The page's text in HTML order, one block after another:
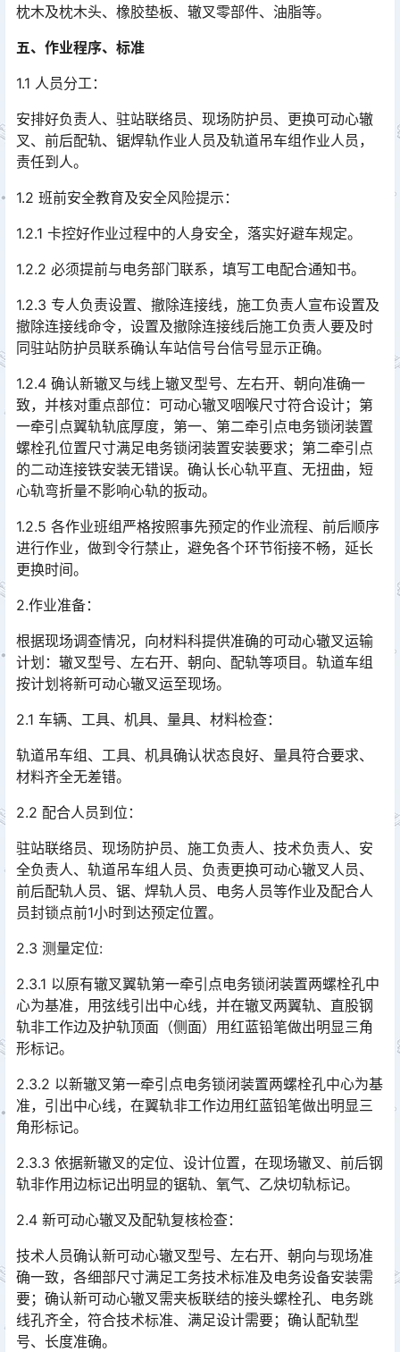
枕木及枕木头、橡胶垫板、辙叉零部件、油脂等。
五、作业程序、标准
1.1 人员分工：
安排好负责人、驻站联络员、现场防护员、更换可动心辙
叉、前后配轨、锯焊轨作业人员及轨道吊车组作业人员，
责任到人。
1.2 班前安全教育及安全风险提示：
1.2.1 卡控好作业过程中的人身安全，落实好避车规定。
1.2.2 必须提前与电务部门联系，填写工电配合通知书。
1.2.3 专人负责设置、撤除连接线，施工负责人宣布设置及
撤除连接线命令，设置及撤除连接线后施工负责人要及时
同驻站防护员联系确认车站信号台信号显示正确。
1.2.4 确认新辙叉与线上辙叉型号、左右开、朝向准确一
致，并核对重点部位：可动心辙叉咽喉尺寸符合设计；第
一牵引点翼轨轨底厚度，第一、第二牵引点电务锁闭装置
螺栓孔位置尺寸满足电务锁闭装置安装要求；第二牵引点
的二动连接铁安装无错误。确认长心轨平直、无扭曲，短
心轨弯折量不影响心轨的扳动。󠅅󠅃󠄵󠅂󠄪󠇖󠆨󠆨󠇕󠆞󠆒󠅬󠇘󠆭󠆘󠇙󠆝󠅵󠇗󠆭󠆁󠄐󠇗󠅹󠅸󠇖󠆍󠅳󠇖󠅹󠅰󠇖󠆌󠅹
1.2.5 各作业班组严格按照事先预定的作业流程、前后顺序
进行作业，做到令行禁止，避免各个环节衔接不畅，延长
更换时间。
2.作业准备：
根据现场调查情况，向材料科提供准确的可动心辙叉运输
计划：辙叉型号、左右开、朝向、配轨等项目。轨道车组
按计划将新可动心辙叉运至现场。
2.1 车辆、工具、机具、量具、材料检查：
轨道吊车组、工具、机具确认状态良好、量具符合要求、
材料齐全无差错。
2.2 配合人员到位：
驻站联络员、现场防护员、施工负责人、技术负责人、安
全负责人、轨道吊车组人员、负责更换可动心辙叉人员、
前后配轨人员、锯、焊轨人员、电务人员等作业及配合人
员封锁点前1小时到达预定位置。󠅅󠅃󠄵󠅂󠄪󠇖󠆨󠆨󠇕󠆞󠆒󠅬󠇘󠆭󠆘󠇙󠆝󠅵󠇗󠆭󠆁󠄐󠇗󠅹󠅸󠇖󠆍󠅳󠇖󠅹󠅰󠇖󠆌󠅹
2.3 测量定位:
2.3.1 以原有辙叉翼轨第一牵引点电务锁闭装置两螺栓孔中
心为基准，用弦线引出中心线，并在辙叉两翼轨、直股钢
轨非工作边及护轨顶面（侧面）用红蓝铅笔做出明显三角
形标记。󠅅󠅃󠄵󠅂󠄪󠇖󠆨󠆨󠇕󠆞󠆒󠅬󠇘󠆭󠆘󠇙󠆝󠅵󠇗󠆭󠆁󠄐󠇗󠅹󠅸󠇖󠆍󠅳󠇖󠅹󠅰󠇖󠆌󠅹
2.3.2 以新辙叉第一牵引点电务锁闭装置两螺栓孔中心为基
准，引出中心线，在翼轨非工作边用红蓝铅笔做出明显三
角形标记。
2.3.3 依据新辙叉的定位、设计位置，在现场辙叉、前后钢
轨非作用边标记出明显的锯轨、氧气、乙炔切轨标记。
2.4 新可动心辙叉及配轨复核检查：
技术人员确认新可动心辙叉型号、左右开、朝向与现场准
确一致，各细部尺寸满足工务技术标准及电务设备安装需
要；确认新可动心辙叉需夹板联结的接头螺栓孔、电务跳
线孔齐全，符合技术标准、满足设计需要；确认配轨型
号、长度准确。󠅅󠅃󠄵󠅂󠄪󠇖󠆨󠆨󠇕󠆞󠆒󠅬󠇘󠆭󠆘󠇙󠆝󠅵󠇗󠆭󠆁󠄐󠇗󠅹󠅸󠇖󠆍󠅳󠇖󠅹󠅰󠇖󠆌󠅹